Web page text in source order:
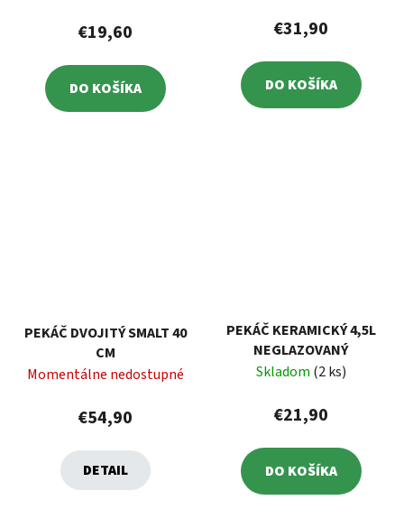
€19,60
DO KOŠÍKA
€31,90
DO KOŠÍKA
PEKÁČ DVOJITÝ SMALT 40
CM
Momentálne nedostupné
€54,90
DETAIL
PEKÁČ KERAMICKÝ 4,5L
NEGLAZOVANÝ
Skladom (2 ks)
€21,90
DO KOŠÍKA